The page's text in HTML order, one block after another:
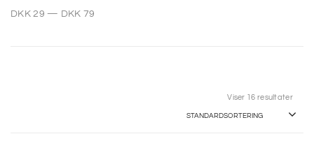
DKK 29 — DKK 79
Viser 16 resultater